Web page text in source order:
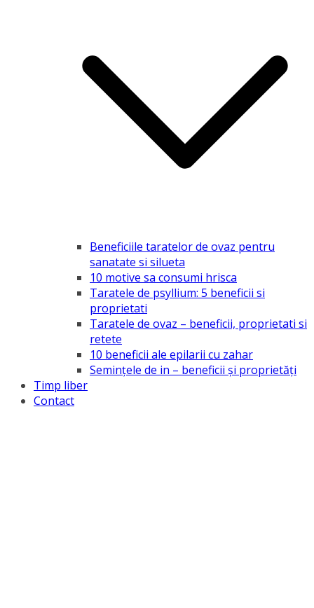
Beneficiile taratelor de ovaz pentru
sanatate si silueta
10 motive sa consumi hrisca
Taratele de psyllium: 5 beneficii si
proprietati
Taratele de ovaz – beneficii, proprietati si
retete
10 beneficii ale epilarii cu zahar
Semințele de in – beneficii și proprietăți
Timp liber
Contact